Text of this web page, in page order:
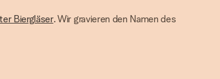
Biergläser. Wir gravieren den Namen des